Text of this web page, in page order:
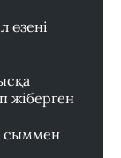
өзені
жіберген
сыммен